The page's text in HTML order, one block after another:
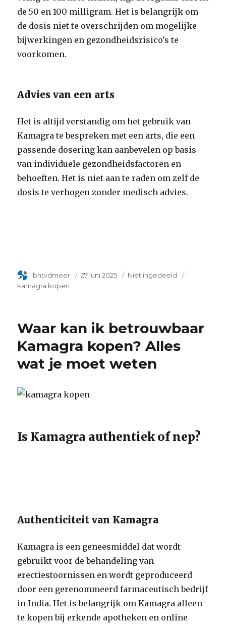
de 50 en 100 milligram. Het is belangrijk om
de dosis niet te overschrijden om mogelijke
bijwerkingen en gezondheidsrisico's te
voorkomen.
Advies van een arts
Het is altijd verstandig om het gebruik van
Kamagra te bespreken met een arts, die een
passende dosering kan aanbevelen op basis
van individuele gezondheidsfactoren en
behoeften. Het is niet aan te raden om zelf de
dosis te verhogen zonder medisch advies.
Author
bhtvdmeer
Geplaatst
27 juni 2025 Categorie
Niet ingedeeld
kamagra kopen
Waar kan ik betrouwbaar
Kamagra kopen? Alles
wat je moet weten
Is Kamagra authentiek of nep?
Authenticiteit van Kamagra
Kamagra is een geneesmiddel dat wordt
gebruikt voor de behandeling van
erectiestoornissen en wordt geproduceerd
door een gerenommeerd farmaceutisch bedrijf
in India. Het is belangrijk om Kamagra alleen
te kopen bij erkende apotheken en online